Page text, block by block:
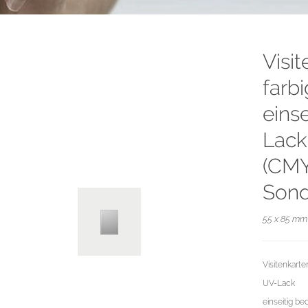
55 x 85
UV-Lack
einseitig